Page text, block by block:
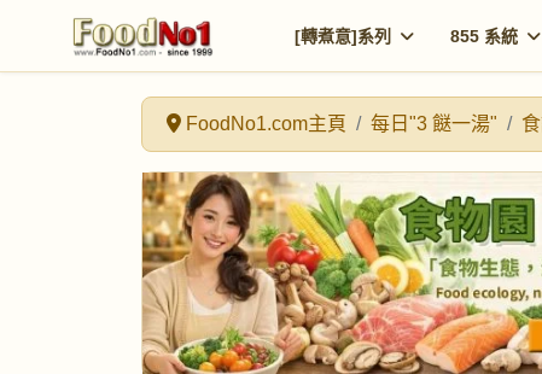
[轉煮意]系列 855 系統
FoodNo1.com主頁 每日"3 餸一湯"